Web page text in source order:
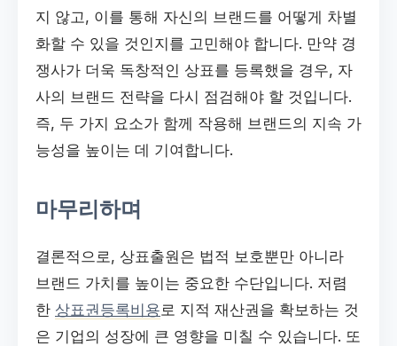
지 않고, 이를 통해 자신의 브랜드를 어떻게 차별
화할 수 있을 것인지를 고민해야 합니다. 만약 경
쟁사가 더욱 독창적인 상표를 등록했을 경우, 자
사의 브랜드 전략을 다시 점검해야 할 것입니다.
즉, 두 가지 요소가 함께 작용해 브랜드의 지속 가
능성을 높이는 데 기여합니다.
마무리하며
결론적으로, 상표출원은 법적 보호뿐만 아니라
브랜드 가치를 높이는 중요한 수단입니다. 저렴
한 상표권등록비용 로 지적 재산권을 확보하는 것
은 기업의 성장에 큰 영향을 미칠 수 있습니다. 또